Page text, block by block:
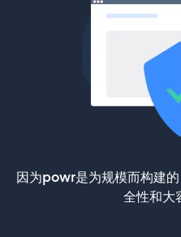
因为powr是为规模而构建
全性和大